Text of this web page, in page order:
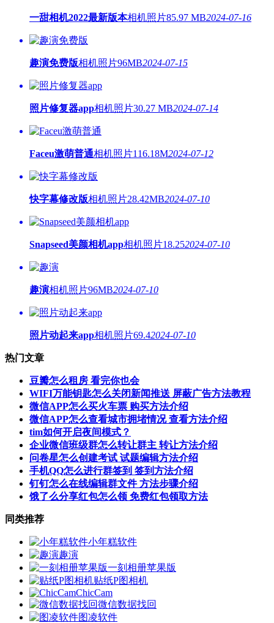
一甜相机2022最新版本相机照片85.97 MB2024-07-16
趣演免费版相机照片96MB2024-07-15
照片修复器app相机照片30.27 MB2024-07-14
Faceu激萌普通相机照片116.18M2024-07-12
快字幕修改版相机照片28.42MB2024-07-10
Snapseed美颜相机app相机照片18.252024-07-10
趣演相机照片96MB2024-07-10
照片动起来app相机照片69.42024-07-10
热门文章
豆瓣怎么租房 看完你也会
WIFI万能钥匙怎么关闭新闻推送 屏蔽广告方法教程
微信APP怎么买火车票 购买方法介绍
微信APP怎么查看城市拥堵情况 查看方法介绍
tim如何开启夜间模式？
企业微信班级群怎么转让群主 转让方法介绍
问卷星怎么创建考试 试题编辑方法介绍
手机QQ怎么进行群签到 签到方法介绍
钉钉怎么在线编辑群文件 方法步骤介绍
饿了么分享红包怎么领 免费红包领取方法
同类推荐
小年糕软件
趣演
一刻相册苹果版
贴纸P图相机
ChicCam
微信数据找回
图凌软件